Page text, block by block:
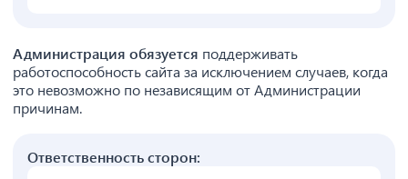
Администрация обязуется поддерживать
работоспособность сайта за исключением случаев, когда
это невозможно по независящим от Администрации
причинам.
Ответственность сторон: